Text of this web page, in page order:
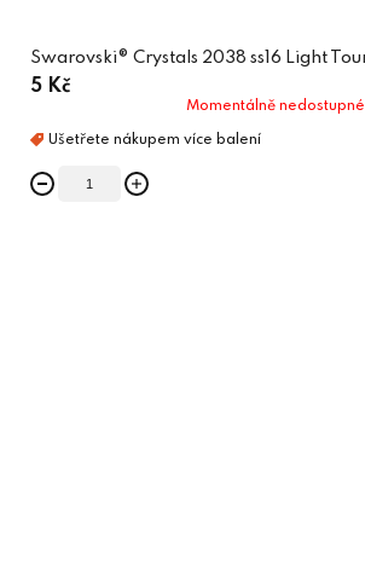
Swarovski® Crystals 2038 ss16 Light
5 Kč
Momentálně nedostupné